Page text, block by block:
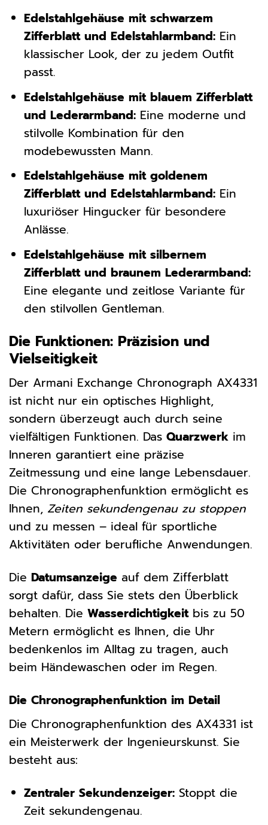
Edelstahlgehäuse mit schwarzem
Zifferblatt und Edelstahlarmband:Ein
klassischer Look, der zu jedem Outfit
passt.
Edelstahlgehäuse mit blauem Zifferblatt
und Lederarmband:Eine moderne und
stilvolle Kombination für den
modebewussten Mann.
Edelstahlgehäuse mit goldenem
Zifferblatt und Edelstahlarmband:Ein
luxuriöser Hingucker für besondere
Anlässe.
Edelstahlgehäuse mit silbernem
Zifferblatt und braunem Lederarmband:
Eine elegante und zeitlose Variante für
den stilvollen Gentleman.
Die Funktionen: Präzision und
Vielseitigkeit
Der Armani Exchange Chronograph AX4331
ist nicht nur ein optisches Highlight,
sondern überzeugt auch durch seine
vielfältigen Funktionen. Das Quarzwerk im
Inneren garantiert eine präzise
Zeitmessung und eine lange Lebensdauer.
Die Chronographenfunktion ermöglicht es
Ihnen, Zeiten sekundengenau zu stoppen
und zu messen – ideal für sportliche
Aktivitäten oder berufliche Anwendungen.
Die Datumsanzeige auf dem Zifferblatt
sorgt dafür, dass Sie stets den Überblick
behalten. Die Wasserdichtigkeitbis zu 50
Metern ermöglicht es Ihnen, die Uhr
bedenkenlos im Alltag zu tragen, auch
beim Händewaschen oder im Regen.
Die Chronographenfunktion im Detail
Die Chronographenfunktion des AX4331 ist
ein Meisterwerk der Ingenieurskunst. Sie
besteht aus:
Zentraler Sekundenzeiger:Stoppt die
Zeit sekundengenau.